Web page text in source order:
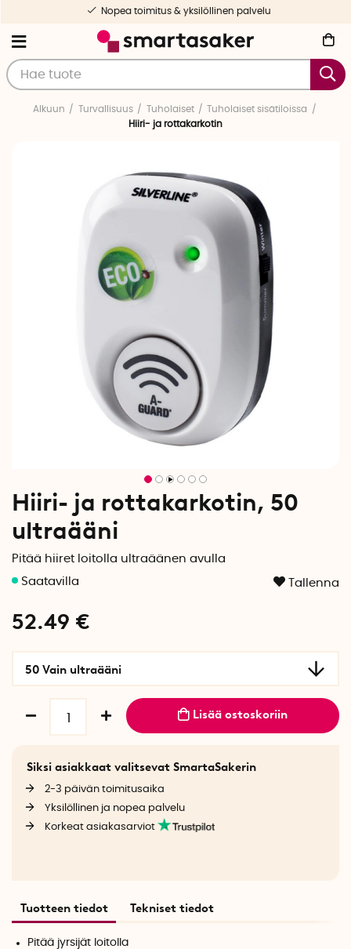
Nopea toimitus & yksilöllinen palvelu
Alkuun Turvallisuus Tuholaiset
Tuholaiset sisätiloissa
Hiiri- ja rottakarkotin
Hiiri- ja rottakarkotin, 50
ultraääni
Pitää hiiret loitolla ultraäänen avulla
Tallenna
52.49 €
50 Vain ultraääni
Lisää ostoskoriin
Siksi asiakkaat valitsevat SmartaSakerin
2-3 päivän toimitusaika
Yksilöllinen ja nopea palvelu
Korkeat asiakasarviot
Tuotteen tiedot Tekniset tiedot
Pitää jyrsijät loitolla